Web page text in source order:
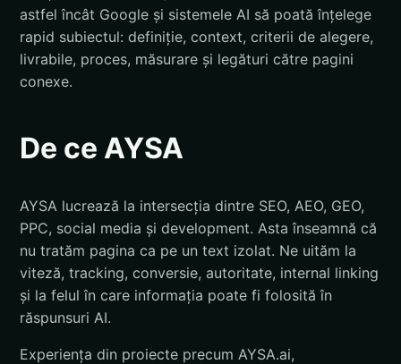
astfel încât Google și sistemele AI să poată înțelege
rapid subiectul: definiție, context, criterii de alegere,
livrabile, proces, măsurare și legături către pagini
conexe.
De ce AYSA
AYSA lucrează la intersecția dintre SEO, AEO, GEO,
PPC, social media și development. Asta înseamnă că
nu tratăm pagina ca pe un text izolat. Ne uităm la
viteză, tracking, conversie, autoritate, internal linking
și la felul în care informația poate fi folosită în
răspunsuri AI.
Experiența din proiecte precum AYSA.ai,